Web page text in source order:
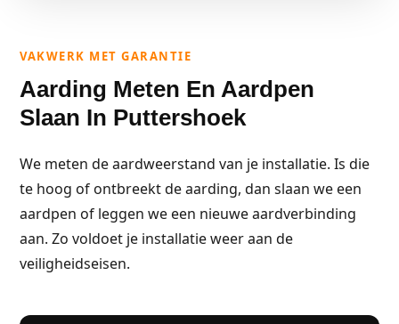
VAKWERK MET GARANTIE
Aarding Meten En Aardpen
Slaan In Puttershoek
We meten de aardweerstand van je installatie. Is die
te hoog of ontbreekt de aarding, dan slaan we een
aardpen of leggen we een nieuwe aardverbinding
aan. Zo voldoet je installatie weer aan de
veiligheidseisen.